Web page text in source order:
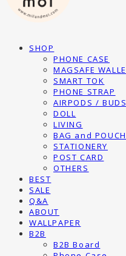
SHOP
PHONE CASE
MAGSAFE
SMART TOK
PHONE STRAP
AIRPODS /
DOLL
LIVING
BAG and POUCH
STATIONERY
POST CARD
OTHERS
BEST
SALE
Q&A
ABOUT
WALLPAPER
B2B
B2B Board